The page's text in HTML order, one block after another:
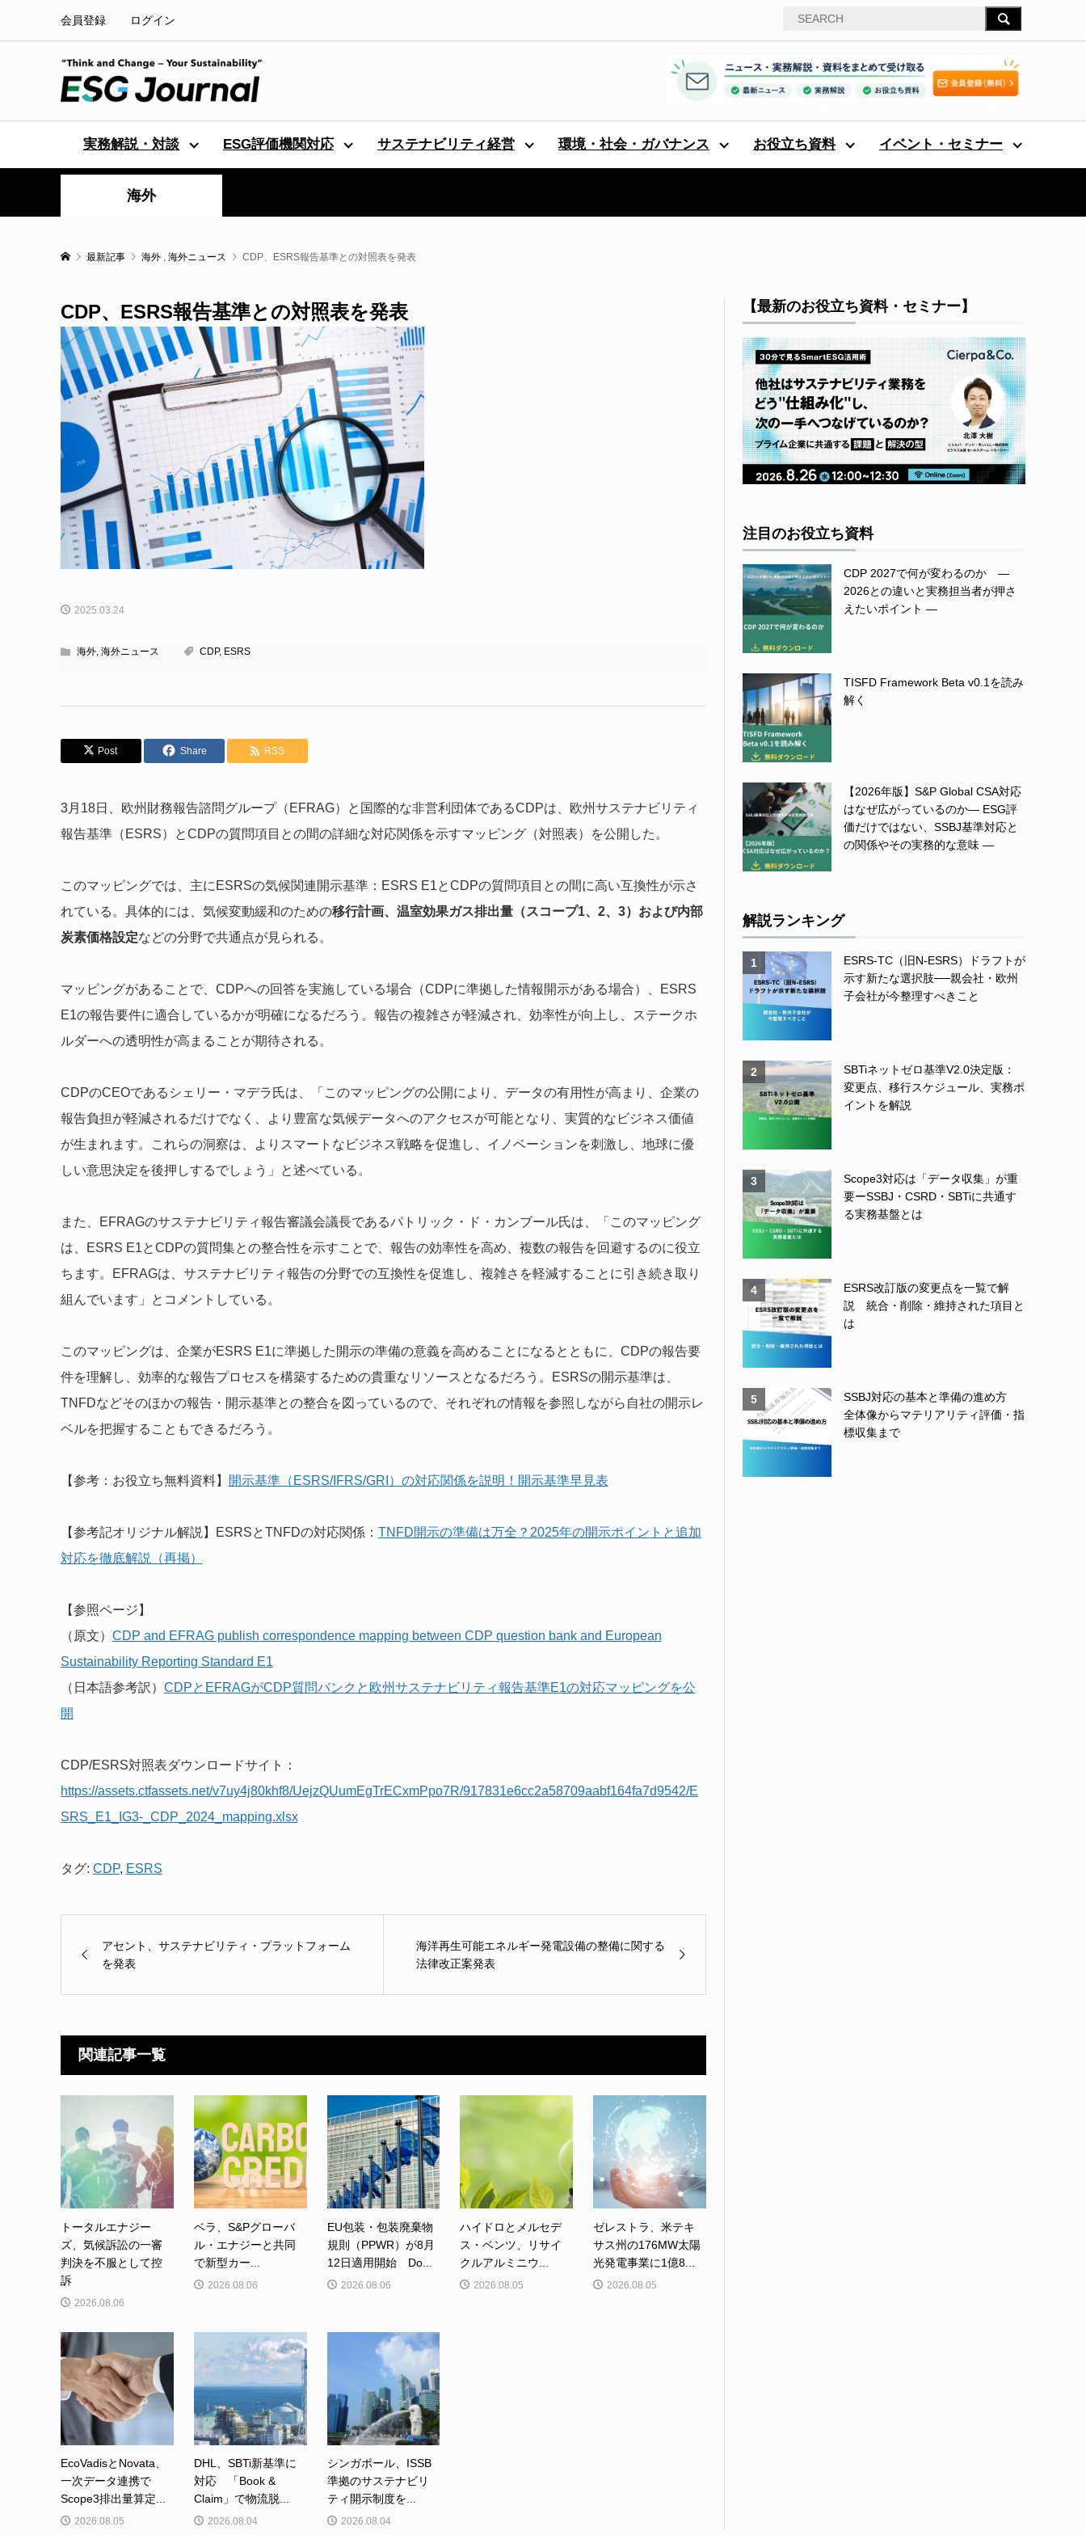
会員登録 ログイン
実務解説・対談 ESG評価機関対応 サステナビリティ経営 環境・社会・ガバナンス お役立ち資料 イベント・セミナー
海外
最新記事 海外 , 海外ニュース CDP、ESRS報告基準との対照表を発表
CDP、ESRS報告基準との対照表を発表
2025.03.24
海外, 海外ニュース CDP, ESRS
Post Share RSS
3月18日、欧州財務報告諮問グループ（EFRAG）と国際的な非営利団体であるCDPは、欧州サステナビリティ
報告基準（ESRS）とCDPの質問項目との間の詳細な対応関係を示すマッピング（対照表）を公開した。
このマッピングでは、主にESRSの気候関連開示基準：ESRS E1とCDPの質問項目との間に高い互換性が示さ
れている。具体的には、気候変動緩和のための移行計画、温室効果ガス排出量（スコープ1、2、3）および内部
炭素価格設定などの分野で共通点が見られる。
マッピングがあることで、CDPへの回答を実施している場合（CDPに準拠した情報開示がある場合）、ESRS
E1の報告要件に適合しているかが明確になるだろう。​報告の複雑さが軽減され、効率性が向上し、ステークホ
ルダーへの透明性が高まることが期待される。
CDPのCEOであるシェリー・マデラ氏は、「このマッピングの公開により、データの有用性が高まり、企業の
報告負担が軽減されるだけでなく、より豊富な気候データへのアクセスが可能となり、実質的なビジネス価値
が生まれます。​これらの洞察は、よりスマートなビジネス戦略を促進し、イノベーションを刺激し、地球に優
しい意思決定を後押しするでしょう」と述べている。
また、EFRAGのサステナビリティ報告審議会議長であるパトリック・ド・カンブール氏は、「このマッピング
は、ESRS E1とCDPの質問集との整合性を示すことで、報告の効率性を高め、複数の報告を回避するのに役立
ちます。​EFRAGは、サステナビリティ報告の分野での互換性を促進し、複雑さを軽減することに引き続き取り
組んでいます」とコメントしている。
このマッピングは、企業がESRS E1に準拠した開示の準備の意義を高めることになるとともに、CDPの報告要
件を理解し、効率的な報告プロセスを構築するための貴重なリソースとなるだろう。ESRSの開示基準は、
TNFDなどそのほかの報告・開示基準との整合を図っているので、それぞれの情報を参照しながら自社の開示レ
ベルを把握することもできるだろう。
【参考：お役立ち無料資料】 開示基準（ESRS/IFRS/GRI）の対応関係を説明！開示基準早見表
【参考記オリジナル解説】ESRSとTNFDの対応関係： TNFD開示の準備は万全？2025年の開示ポイントと追加
対応を徹底解説（再掲）
【参照ページ】
（原文） CDP and EFRAG publish correspondence mapping between CDP question bank and European
Sustainability Reporting Standard E1
（日本語参考訳） CDPとEFRAGがCDP質問バンクと欧州サステナビリティ報告基準E1の対応マッピングを公
開
CDP/ESRS対照表ダウンロードサイト：
https://assets.ctfassets.net/v7uy4j80khf8/UejzQUumEgTrECxmPpo7R/917831e6cc2a58709aabf164fa7d9542/E
SRS_E1_IG3-_CDP_2024_mapping.xlsx
タグ: CDP, ESRS
アセント、サステナビリティ・プラットフォーム
を発表
海洋再生可能エネルギー発電設備の整備に関する
法律改正案発表
関連記事一覧
トータルエナジー
ズ、気候訴訟の一審
判決を不服として控
訴
2026.08.06
ベラ、S&Pグローバ
ル・エナジーと共同
で新型カー...
2026.08.06
EU包装・包装廃棄物
規則（PPWR）が8月
12日適用開始 Do...
2026.08.06
ハイドロとメルセデ
ス・ベンツ、リサイ
クルアルミニウ...
2026.08.05
ゼレストラ、米テキ
サス州の176MW太陽
光発電事業に1億8...
2026.08.05
EcoVadisとNovata、
一次データ連携で
Scope3排出量算定...
2026.08.05
DHL、SBTi新基準に
対応 「Book &
Claim」で物流脱...
2026.08.04
シンガポール、ISSB
準拠のサステナビリ
ティ開示制度を...
2026.08.04
【最新のお役立ち資料・セミナー】
注目のお役立ち資料
CDP 2027で何が変わるのか ―
2026との違いと実務担当者が押さ
えたいポイント ―
TISFD Framework Beta v0.1を読み
解く
【2026年版】S&P Global CSA対応
はなぜ広がっているのか― ESG評
価だけではない、SSBJ基準対応と
の関係やその実務的な意味 ―
解説ランキング
1
ESRS-TC（旧N-ESRS）ドラフトが
示す新たな選択肢──親会社・欧州
子会社が今整理すべきこと
2
SBTiネットゼロ基準V2.0決定版：
変更点、移行スケジュール、実務ポ
イントを解説
3
Scope3対応は「データ収集」が重
要ーSSBJ・CSRD・SBTiに共通す
る実務基盤とは
4
ESRS改訂版の変更点を一覧で解
説 統合・削除・維持された項目と
は
5
SSBJ対応の基本と準備の進め方
全体像からマテリアリティ評価・指
標収集まで